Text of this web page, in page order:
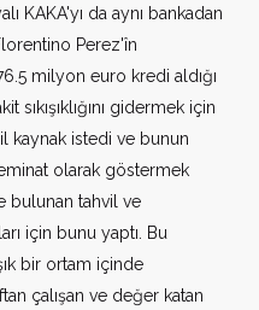
KAKA'yı da aynı bankadan
Perez'în
milyon euro kredi aldığı
sıkışıklığını gidermek için
kaynak istedi ve bunun
olarak göstermek
bulunan tahvil ve
için bunu yaptı. Bu
bir ortam içinde
çalışan ve değer katan